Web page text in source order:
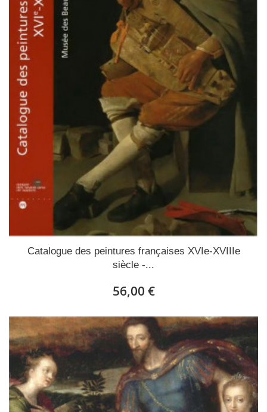
Catalogue des peintures françaises XVIe-XVIIIe
siècle -...
56,00 €